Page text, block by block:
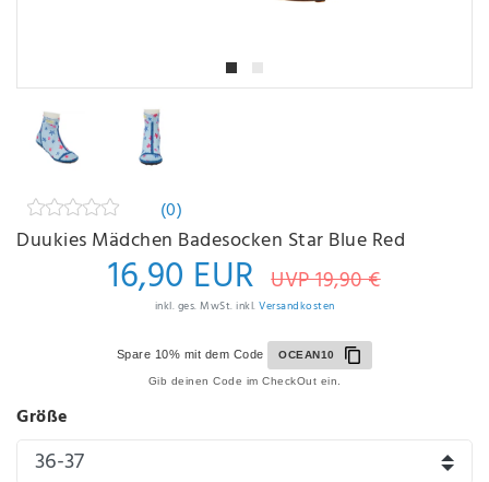
(0)
Duukies Mädchen Badesocken Star Blue Red
16,90 EUR UVP 19,90 €
inkl. ges. MwSt. inkl. Versandkosten
Spare 10% mit dem Code OCEAN10
Gib deinen Code im CheckOut ein.
Größe